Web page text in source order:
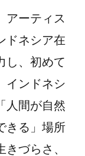
アーティス
ドネシア在
し、初めて
インドネシ
人間が自然
きる」場所
づらさ、